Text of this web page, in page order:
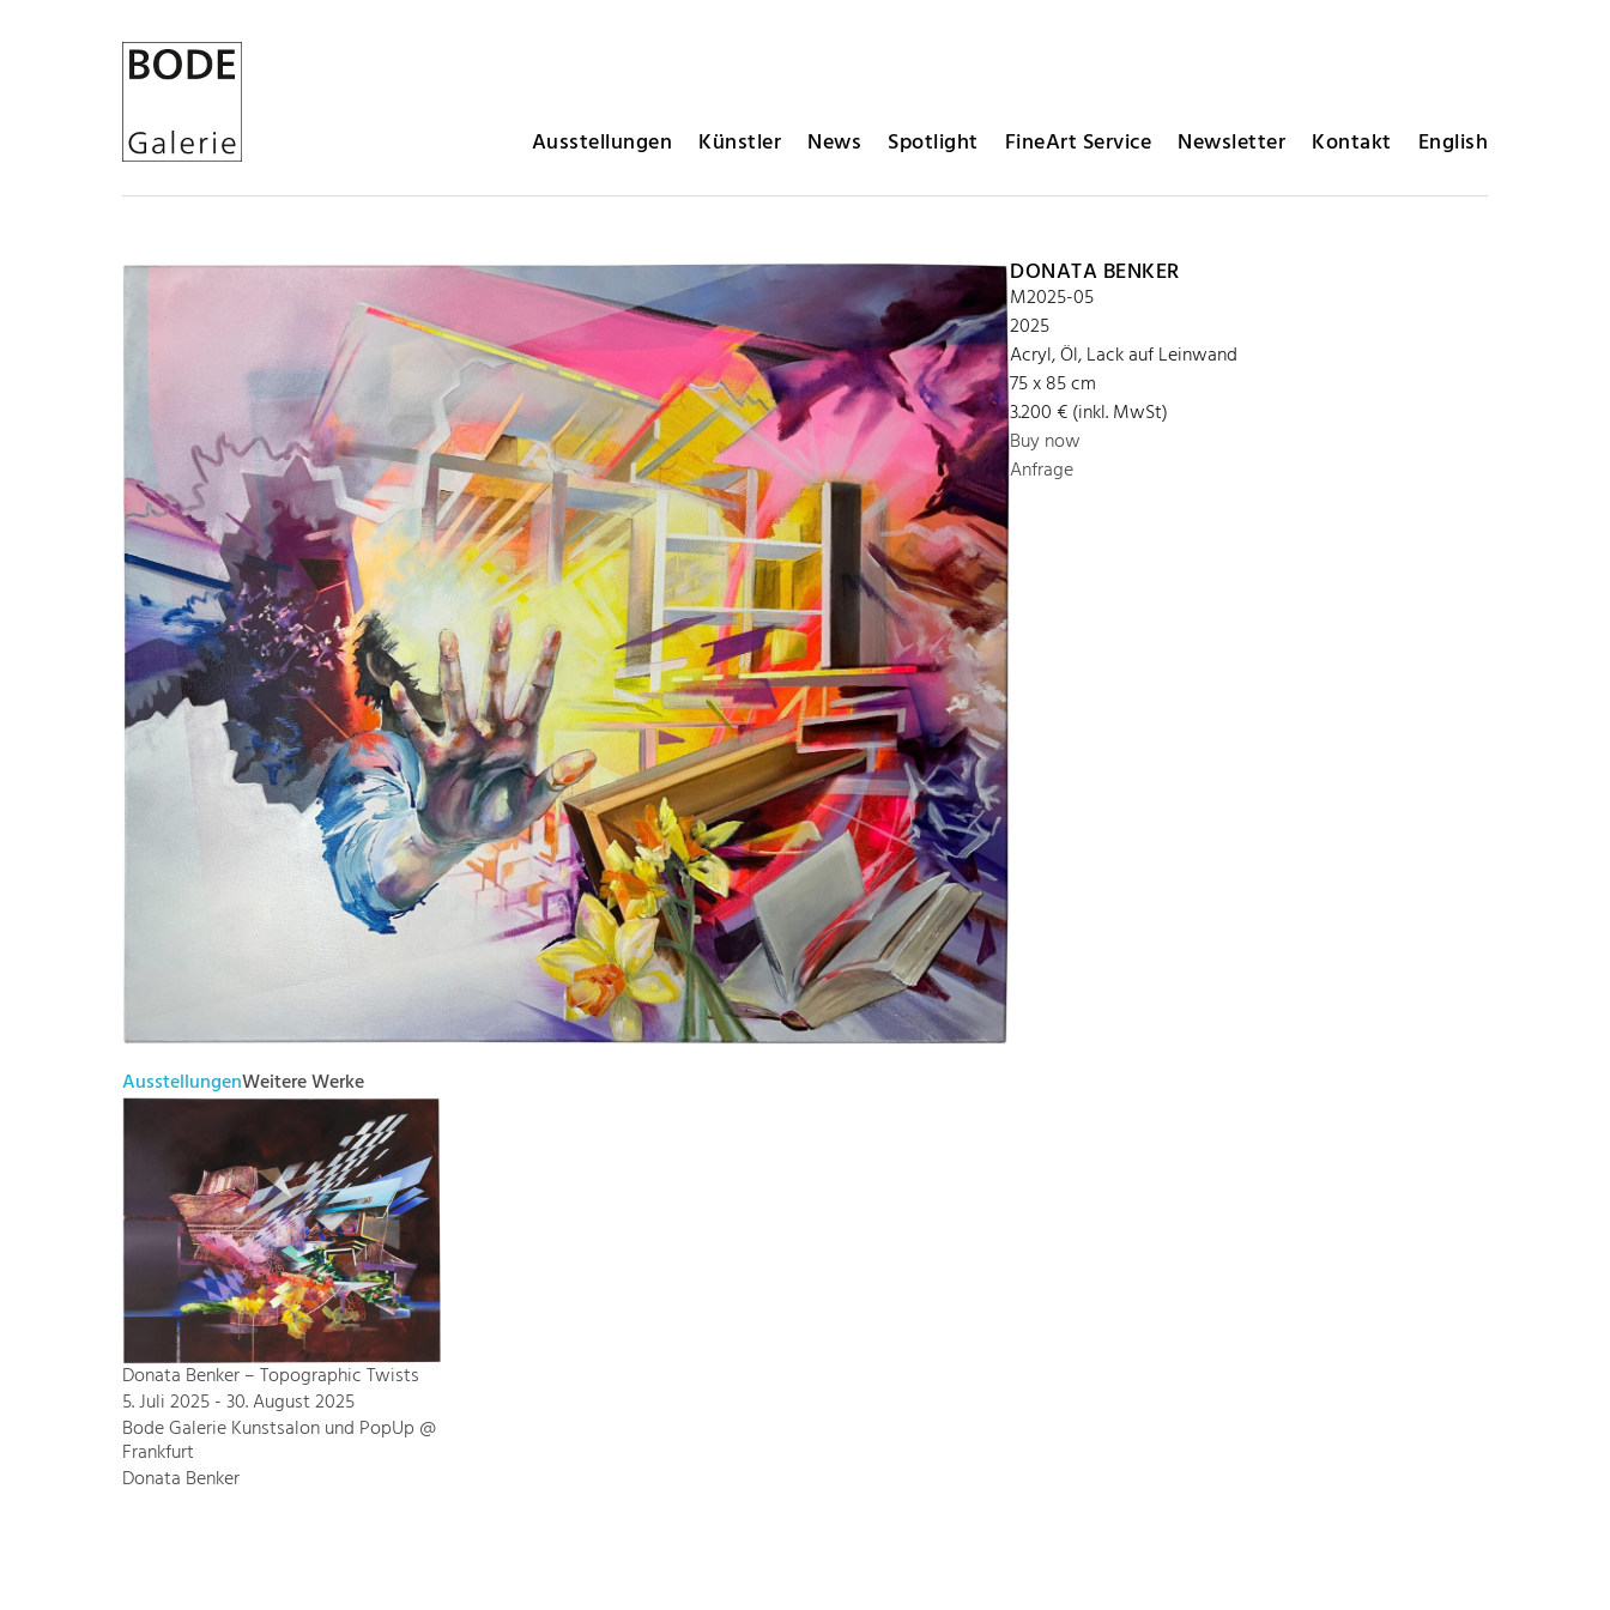
Ausstellungen Künstler News Spotlight FineArt Service Newsletter Kontakt English
DONATA BENKER
M2025-05
2025
Acryl, Öl, Lack auf Leinwand
75 x 85 cm
3.200 € (inkl. MwSt)
Buy now
Anfrage
AusstellungenWeitere Werke
Donata Benker – Topographic Twists
5. Juli 2025 - 30. August 2025
Bode Galerie Kunstsalon und PopUp @
Frankfurt
Donata Benker